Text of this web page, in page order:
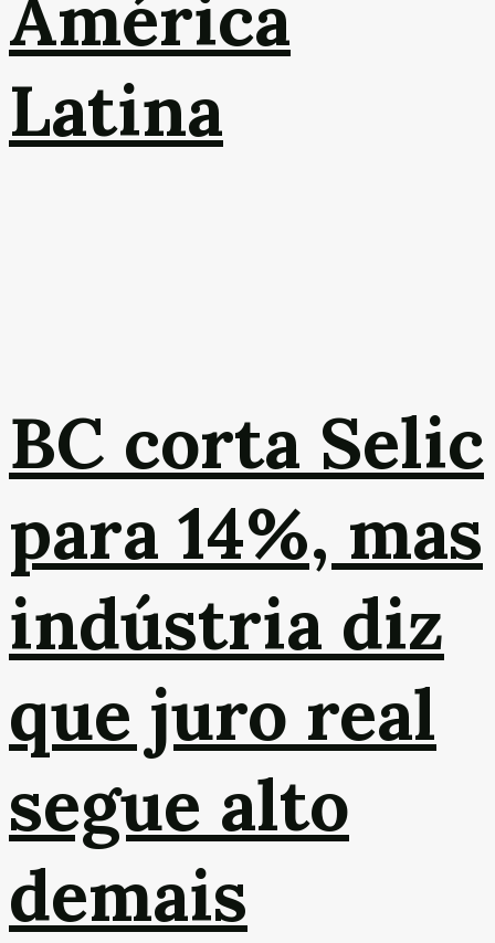
América
Latina
BC corta Selic
para 14%, mas
indústria diz
que juro real
segue alto
demais